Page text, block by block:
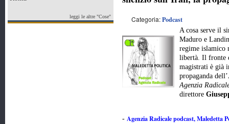
leggi le altre "Cose" Categoria:Podcast
A cosa serve il
Maduro e
regime islamico
libertà. Il fronte
magistrati è già
propaganda
Agenzia
direttore
- Agenzia Radicale podcast, Maledetta